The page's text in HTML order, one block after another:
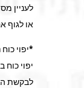
לעניין
או לגוף
*יפוי כוח
יפוי כוח
לבקשת